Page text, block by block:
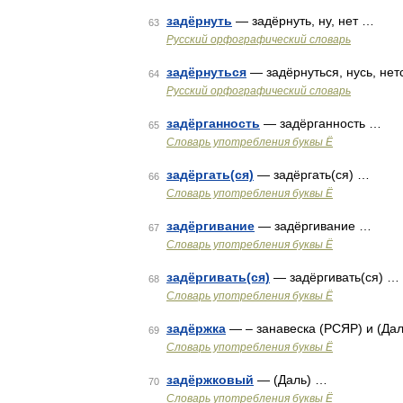
63 задёрнуть — задёрнуть, ну, нет …
Русский орфографический словарь
64 задёрнуться — задёрнуться, нусь,
Русский орфографический словарь
65 задёрганность — задёрганность …
Словарь употребления буквы Ё
66 задёргать(ся) — задёргать(ся) …
Словарь употребления буквы Ё
67 задёргивание — задёргивание …
Словарь употребления буквы Ё
68 задёргивать(ся) — задёргивать(ся) …
Словарь употребления буквы Ё
69 задёржка — – занавеска (РСЯР) и
Словарь употребления буквы Ё
70 задёржковый — (Даль) …
Словарь употребления буквы Ё